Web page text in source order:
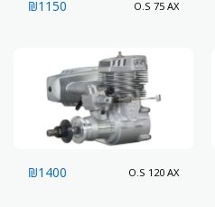
O.S 75 AX
₪1150
O.S 120 AX
₪1400